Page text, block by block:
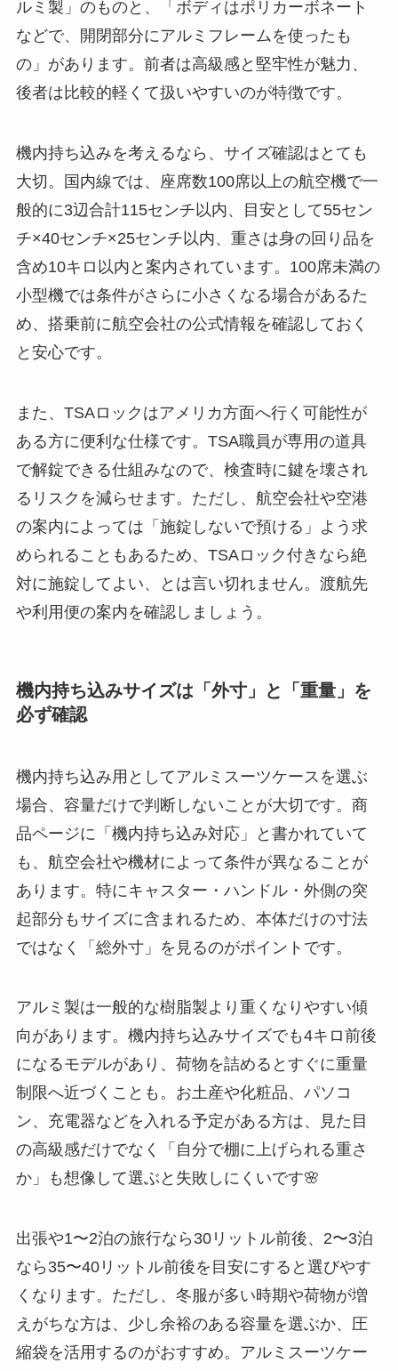
ルミ製」のものと、「ボディはポリカーボネート
などで、開閉部分にアルミフレームを使ったも
の」があります。前者は高級感と堅牢性が魅力、
後者は比較的軽くて扱いやすいのが特徴です。
機内持ち込みを考えるなら、サイズ確認はとても
大切。国内線では、座席数100席以上の航空機で一
般的に3辺合計115センチ以内、目安として55セン
チ×40センチ×25センチ以内、重さは身の回り品を
含め10キロ以内と案内されています。100席未満の
小型機では条件がさらに小さくなる場合があるた
め、搭乗前に航空会社の公式情報を確認しておく
と安心です。
また、TSAロックはアメリカ方面へ行く可能性が
ある方に便利な仕様です。TSA職員が専用の道具
で解錠できる仕組みなので、検査時に鍵を壊され
るリスクを減らせます。ただし、航空会社や空港
の案内によっては「施錠しないで預ける」よう求
められることもあるため、TSAロック付きなら絶
対に施錠してよい、とは言い切れません。渡航先
や利用便の案内を確認しましょう。
機内持ち込みサイズは「外寸」と「重量」を
必ず確認
機内持ち込み用としてアルミスーツケースを選ぶ
場合、容量だけで判断しないことが大切です。商
品ページに「機内持ち込み対応」と書かれていて
も、航空会社や機材によって条件が異なることが
あります。特にキャスター・ハンドル・外側の突
起部分もサイズに含まれるため、本体だけの寸法
ではなく「総外寸」を見るのがポイントです。
アルミ製は一般的な樹脂製より重くなりやすい傾
向があります。機内持ち込みサイズでも4キロ前後
になるモデルがあり、荷物を詰めるとすぐに重量
制限へ近づくことも。お土産や化粧品、パソコ
ン、充電器などを入れる予定がある方は、見た目
の高級感だけでなく「自分で棚に上げられる重さ
か」も想像して選ぶと失敗しにくいです🌸
出張や1〜2泊の旅行なら30リットル前後、2〜3泊
なら35〜40リットル前後を目安にすると選びやす
くなります。ただし、冬服が多い時期や荷物が増
えがちな方は、少し余裕のある容量を選ぶか、圧
縮袋を活用するのがおすすめ。アルミスーツケー